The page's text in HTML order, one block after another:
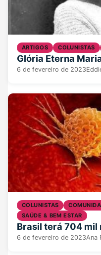
ARTIGOS COLUNISTAS
Glória Eterna
6 de fevereiro de 2023
COLUNISTAS
SAÚDE & BEM ESTAR
Brasil terá 704 mil
6 de fevereiro de 2023Ana